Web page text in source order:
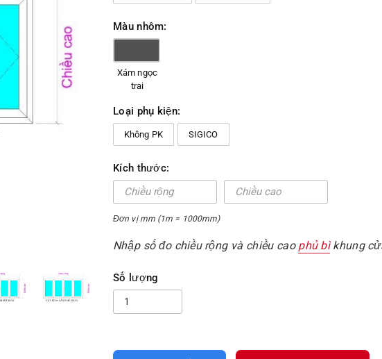
Màu nhôm:
Xám ngọc
trai
Loại phụ kiện:
Không PK SIGICO
Kích thước:
Đơn vị mm (1m = 1000mm)
Nhập số đo chiều rộng và chiều cao phủ bìkhung
Số lượng